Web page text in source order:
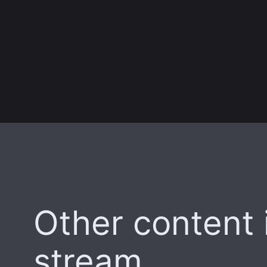
Other content